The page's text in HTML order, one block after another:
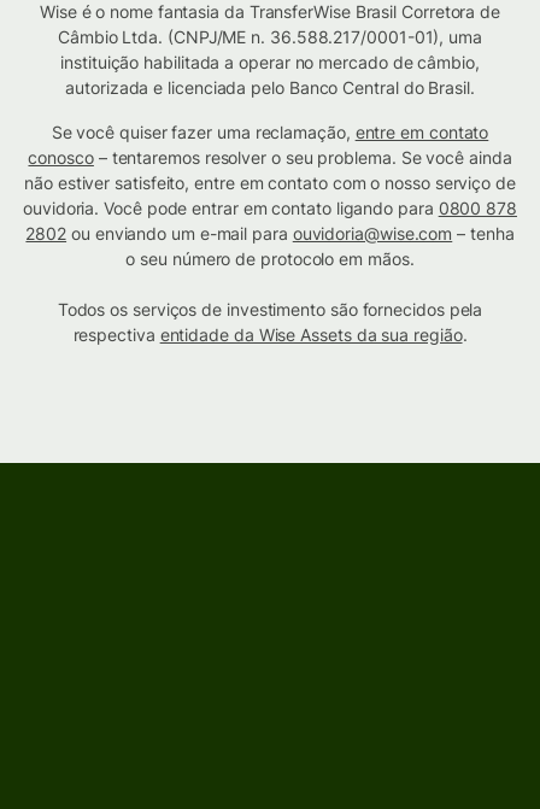
Wise é o nome fantasia da TransferWise Brasil Corretora de
Câmbio Ltda. (CNPJ/ME n. 36.588.217/0001-01), uma
instituição habilitada a operar no mercado de câmbio,
autorizada e licenciada pelo Banco Central do Brasil.
Se você quiser fazer uma reclamação, entre em contato
conosco– tentaremos resolver o seu problema. Se você ainda
não estiver satisfeito, entre em contato com o nosso serviço de
ouvidoria. Você pode entrar em contato ligando para 0800 878
2802 ou enviando um e-mail para ouvidoria@wise.com – tenha
o seu número de protocolo em mãos.
Todos os serviços de investimento são fornecidos pela
respectiva entidade da Wise Assets da sua região.